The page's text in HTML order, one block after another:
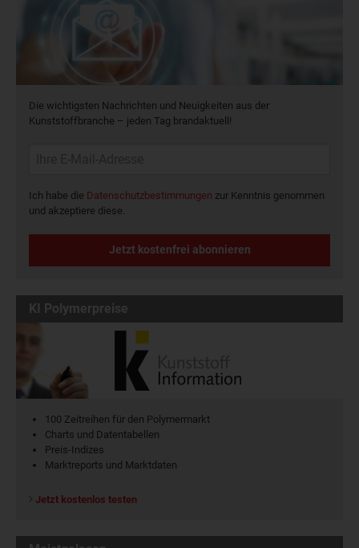
Die wichtigsten Nachrichten und Neuigkeiten aus der
Kunststoffbranche – jeden Tag brandaktuell!
Ich habe die Datenschutzbestimmungen zur Kenntnis genommen
und akzeptiere diese.
Jetzt kostenfrei abonnieren
KI Polymerpreise
100 Zeitreihen für den Polymermarkt
Charts und Datentabellen
Preis-Indizes
Marktreports und Marktdaten
Jetzt kostenlos testen